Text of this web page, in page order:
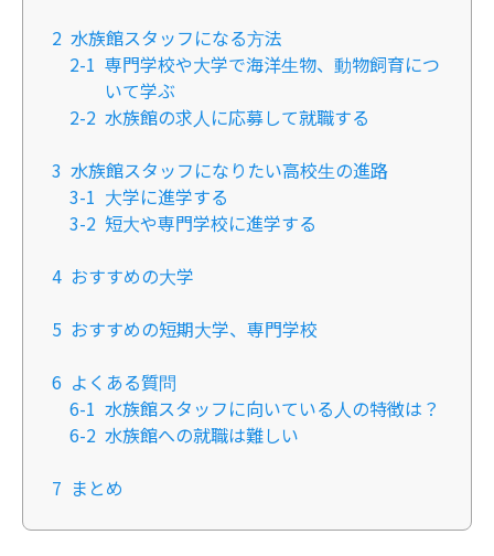
2 水族館スタッフになる方法
2-1 専門学校や大学で海洋生物、動物飼育につ
いて学ぶ
2-2 水族館の求人に応募して就職する
3 水族館スタッフになりたい高校生の進路
3-1 大学に進学する
3-2 短大や専門学校に進学する
4 おすすめの大学
5 おすすめの短期大学、専門学校
6 よくある質問
6-1 水族館スタッフに向いている人の特徴は？
6-2 水族館への就職は難しい
7 まとめ